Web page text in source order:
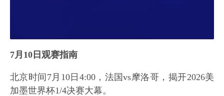
7月10日观赛指南
北京时间7月10日4:00，法国vs摩洛哥，揭开2026美
加墨世界杯1/4决赛大幕。